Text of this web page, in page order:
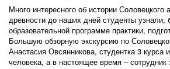
Много интересного об истории Соловецкого
древности до наших дней студенты узнали,
образовательной программе практики,
Большую обзорную экскурсию по
Анастасия Овсянникова, студентка 3 курса
человека, а в настоящее время – сотрудник